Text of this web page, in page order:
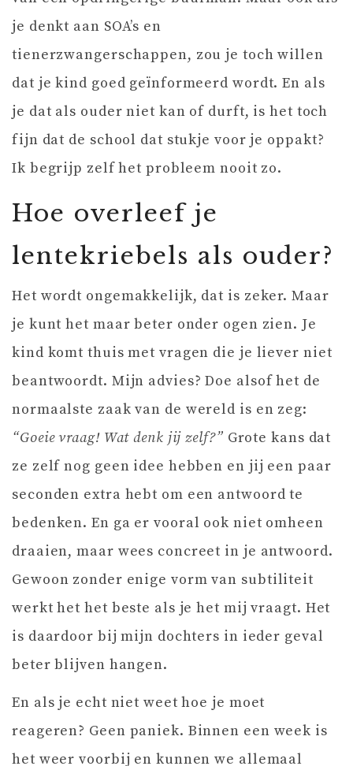
je denkt aan SOA’s en
tienerzwangerschappen, zou je toch willen
dat je kind goed geïnformeerd wordt. En als
je dat als ouder niet kan of durft, is het toch
fijn dat de school dat stukje voor je oppakt?
Ik begrijp zelf het probleem nooit zo.
Hoe overleef je
lentekriebels als ouder?
Het wordt ongemakkelijk, dat is zeker. Maar
je kunt het maar beter onder ogen zien. Je
kind komt thuis met vragen die je liever niet
beantwoordt. Mijn advies? Doe alsof het de
normaalste zaak van de wereld is en zeg:
“Goeie vraag! Wat denk jij zelf?” Grote kans dat
ze zelf nog geen idee hebben en jij een paar
seconden extra hebt om een antwoord te
bedenken. En ga er vooral ook niet omheen
draaien, maar wees concreet in je antwoord.
Gewoon zonder enige vorm van subtiliteit
werkt het het beste als je het mij vraagt. Het
is daardoor bij mijn dochters in ieder geval
beter blijven hangen.
En als je echt niet weet hoe je moet
reageren? Geen paniek. Binnen een week is
het weer voorbij en kunnen we allemaal